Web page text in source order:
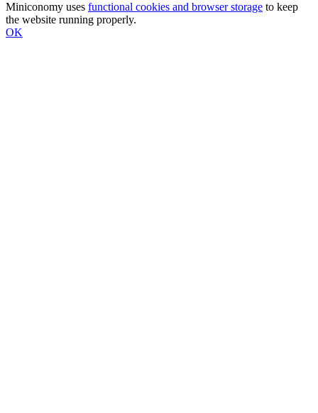
Miniconomy uses functional cookies and browser storage to keep
the website running properly.
OK